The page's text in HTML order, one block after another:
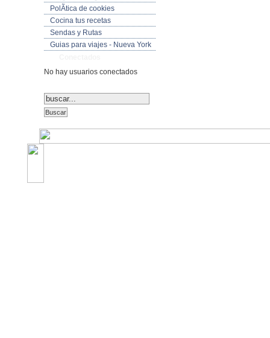
PolÃ­tica de cookies
Cocina tus recetas
Sendas y Rutas
Guias para viajes - Nueva York
No hay usuarios conectados